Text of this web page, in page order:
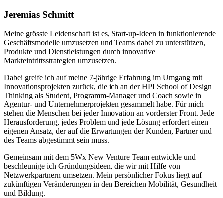
Jeremias Schmitt
Meine grösste Leidenschaft ist es, Start-up-Ideen in funktionierende
Geschäftsmodelle umzusetzen und Teams dabei zu unterstützen,
Produkte und Dienstleistungen durch innovative
Markteintrittsstrategien umzusetzen.
Dabei greife ich auf meine 7-jährige Erfahrung im Umgang mit
Innovationsprojekten zurück, die ich an der HPI School of Design
Thinking als Student, Programm-Manager und Coach sowie in
Agentur- und Unternehmerprojekten gesammelt habe. Für mich
stehen die Menschen bei jeder Innovation an vorderster Front. Jede
Herausforderung, jedes Problem und jede Lösung erfordert einen
eigenen Ansatz, der auf die Erwartungen der Kunden, Partner und
des Teams abgestimmt sein muss.
Gemeinsam mit dem 5Wx New Venture Team entwickle und
beschleunige ich Gründungsideen, die wir mit Hilfe von
Netzwerkpartnern umsetzen. Mein persönlicher Fokus liegt auf
zukünftigen Veränderungen in den Bereichen Mobilität, Gesundheit
und Bildung.